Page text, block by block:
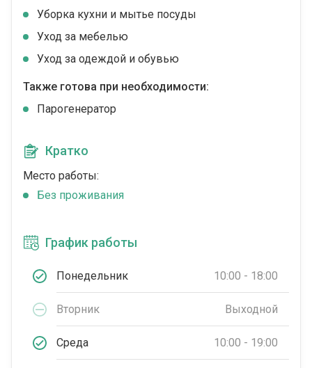
Уборка кухни и мытье посуды
Уход за мебелью
Уход за одеждой и обувью
Также готова при необходимости:
Парогенератор
Кратко
Место работы:
Без проживания
График работы
Понедельник 10:00 - 18:00
Вторник Выходной
Среда 10:00 - 19:00